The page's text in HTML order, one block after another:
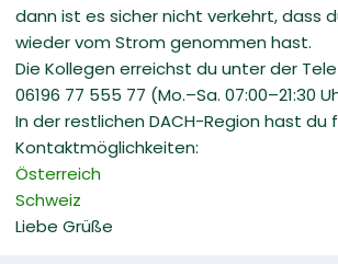
dann ist es sicher nicht verkehrt, dass
wieder vom Strom genommen hast.
Die Kollegen erreichst du unter der
06196 77 555 77 (Mo.–Sa. 07:00–21:30
In der restlichen DACH-Region hast du
Kontaktmöglichkeiten:
Österreich
Schweiz
Liebe Grüße